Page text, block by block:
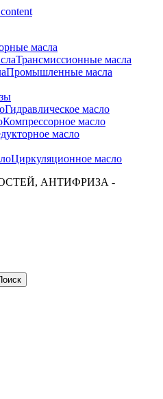
масла
Трансмиссионные масла
Промышленные масла
Гидравлическое масло
Компрессорное масло
масло
Циркуляционное масло
АНТИФРИЗА -